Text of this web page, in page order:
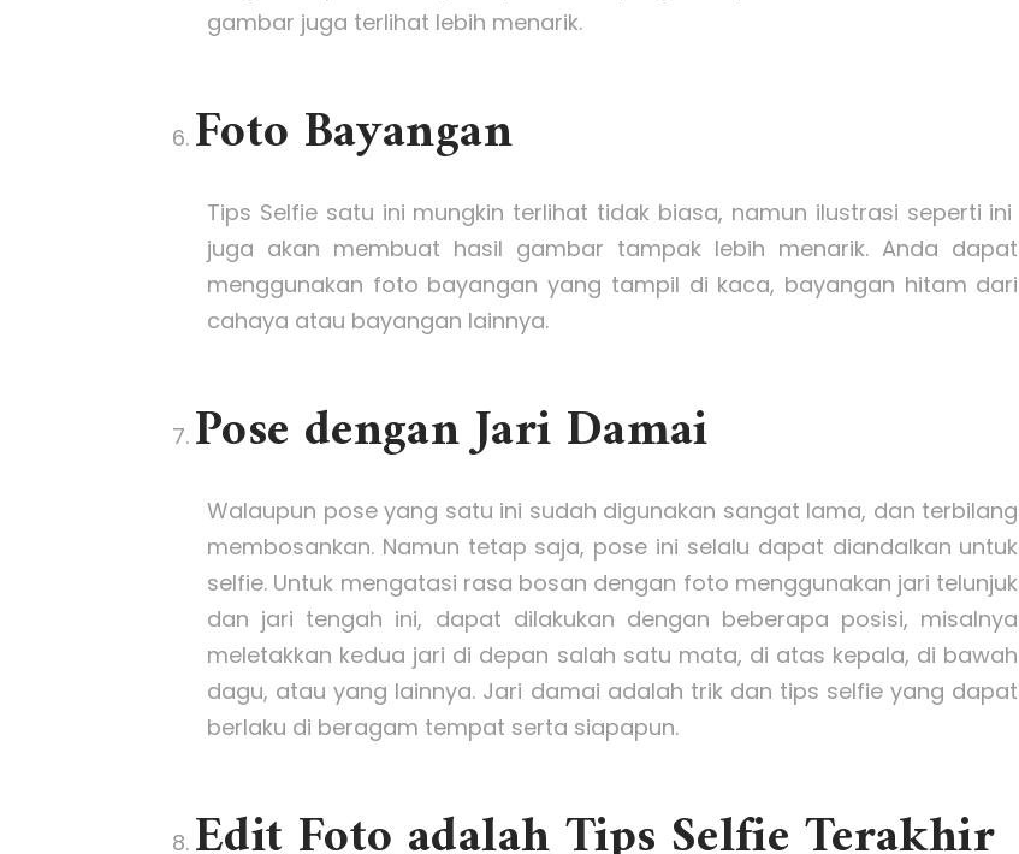
gambar juga terlihat lebih menarik.
Foto Bayangan
Tips Selfie satu ini mungkin terlihat tidak biasa, namun ilustrasi seperti ini
juga akan membuat hasil gambar tampak lebih menarik. Anda dapat
menggunakan foto bayangan yang tampil di kaca, bayangan hitam dari
cahaya atau bayangan lainnya.
Pose dengan Jari Damai
Walaupun pose yang satu ini sudah digunakan sangat lama, dan terbilang
membosankan. Namun tetap saja, pose ini selalu dapat diandalkan untuk
selfie. Untuk mengatasi rasa bosan dengan foto menggunakan jari telunjuk
dan jari tengah ini, dapat dilakukan dengan beberapa posisi, misalnya
meletakkan kedua jari di depan salah satu mata, di atas kepala, di bawah
dagu, atau yang lainnya. Jari damai adalah trik dan tips selfie yang dapat
berlaku di beragam tempat serta siapapun.